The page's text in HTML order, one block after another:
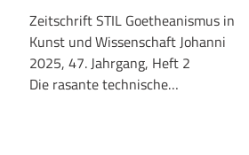
Zeitschrift STIL Goetheanismus in
Kunst und Wissenschaft Johanni
2025, 47. Jahrgang, Heft 2
Die rasante technische…